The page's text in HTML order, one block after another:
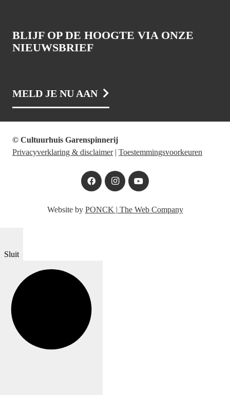
BLIJF OP DE HOOGTE VIA ONZE
NIEUWSBRIEF
MELD JE NU AAN
© Cultuurhuis Garenspinnerij
Privacyverklaring & disclaimer| Toestemmingsvoorkeuren
Website by PONCK | The Web Company
Sluit